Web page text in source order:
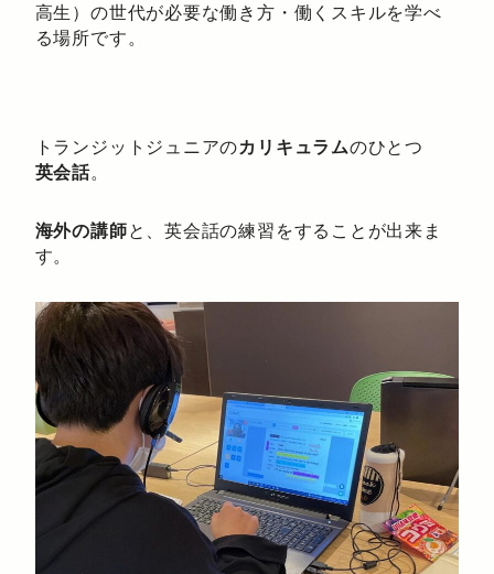
高生）の世代が必要な働き方・働くスキルを学べ
る場所です。
トランジットジュニアのカリキュラムのひとつ
英会話。
海外の講師と、英会話の練習をすることが出来ま
す。